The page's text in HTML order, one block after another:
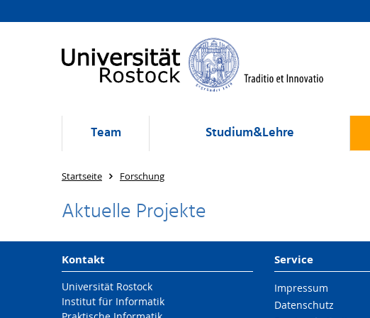
Team Studium&Lehre
Startseite Forschung
Aktuelle Projekte
Kontakt
Universität Rostock
Institut für Informatik
Service
Impressum
Datenschutz